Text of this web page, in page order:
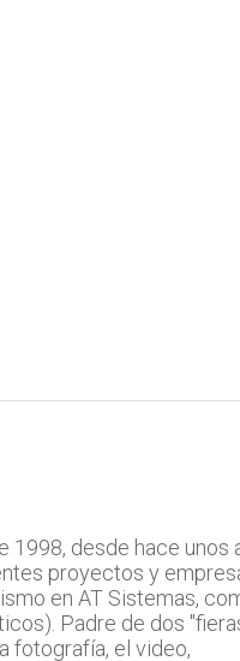
1998, desde hace unos
proyectos y
en AT Sistemas,
Padre de dos
fotografía, el video,